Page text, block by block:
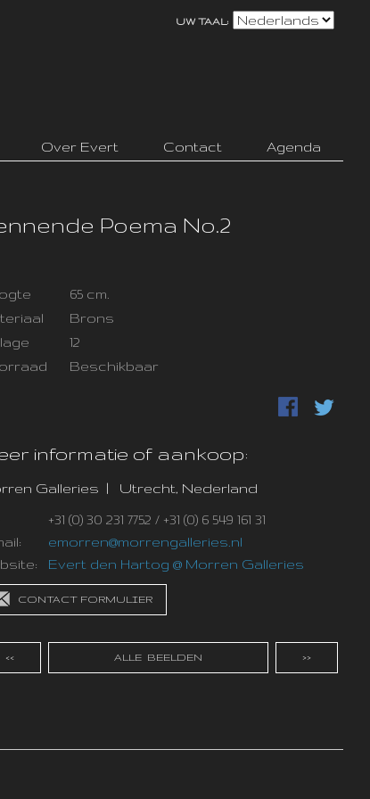
UW TAAL:
Over Evert Contact Agenda
Poema No.2
65 cm.
Brons
12
Beschikbaar
informatie of aankoop:
Galleries | Utrecht, Nederland
+31 (0) 30 231 7752 / +31 (0) 6 549 161 31
emorren@morrengalleries.nl
Evert den Hartog @ Morren Galleries
CONTACT FORMULIER
<< ALLE BEELDEN >>